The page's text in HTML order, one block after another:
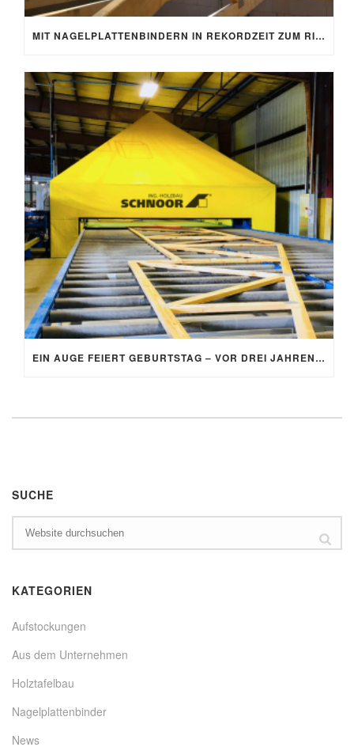
MIT NAGELPLATTENBINDERN IN REKORDZEIT ZUM RICHTFEST
EIN AUGE FEIERT GEBURTSTAG – VOR DREI JAHREN FIEL DER STARTSCHUSS FÜR DIE AUTOEYE-ANLAGE
SUCHE
KATEGORIEN
Aufstockungen
Aus dem Unternehmen
Holztafelbau
Nagelplattenbinder
News